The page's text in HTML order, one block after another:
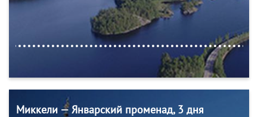
Миккели — Январский променад, 3 дня